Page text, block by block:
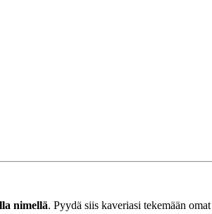
nimellä. Pyydä siis kaveriasi tekemään